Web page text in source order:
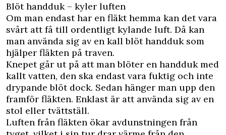
Blöt handduk – kyler luften
Om man endast har en fläkt hemma kan det vara
svårt att få till ordentligt kylande luft. Då kan
man använda sig av en kall blöt handduk som
hjälper fläkten på traven.
Knepet går ut på att man blöter en handduk med
kallt vatten, den ska endast vara fuktig och inte
drypande blöt dock. Sedan hänger man upp den
framför fläkten. Enklast är att använda sig av en
stol eller tvättställ.
Luften från fläkten ökar avdunstningen från